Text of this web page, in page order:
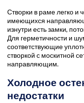
Створки в раме легко и
имеющихся
изнутри есть замки,
Для герметичности и
соответствующие
створкой с москитной
направляющим.
Холодное
недостатки